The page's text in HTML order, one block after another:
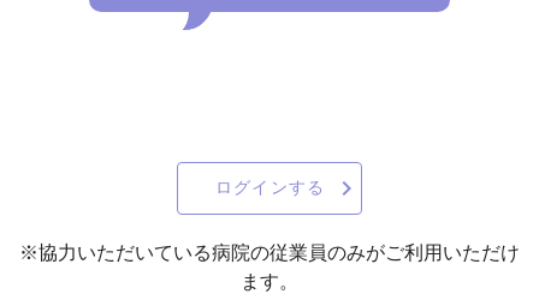
ログインする
※協力いただいている病院の従業員のみがご利用いただけ
ます。